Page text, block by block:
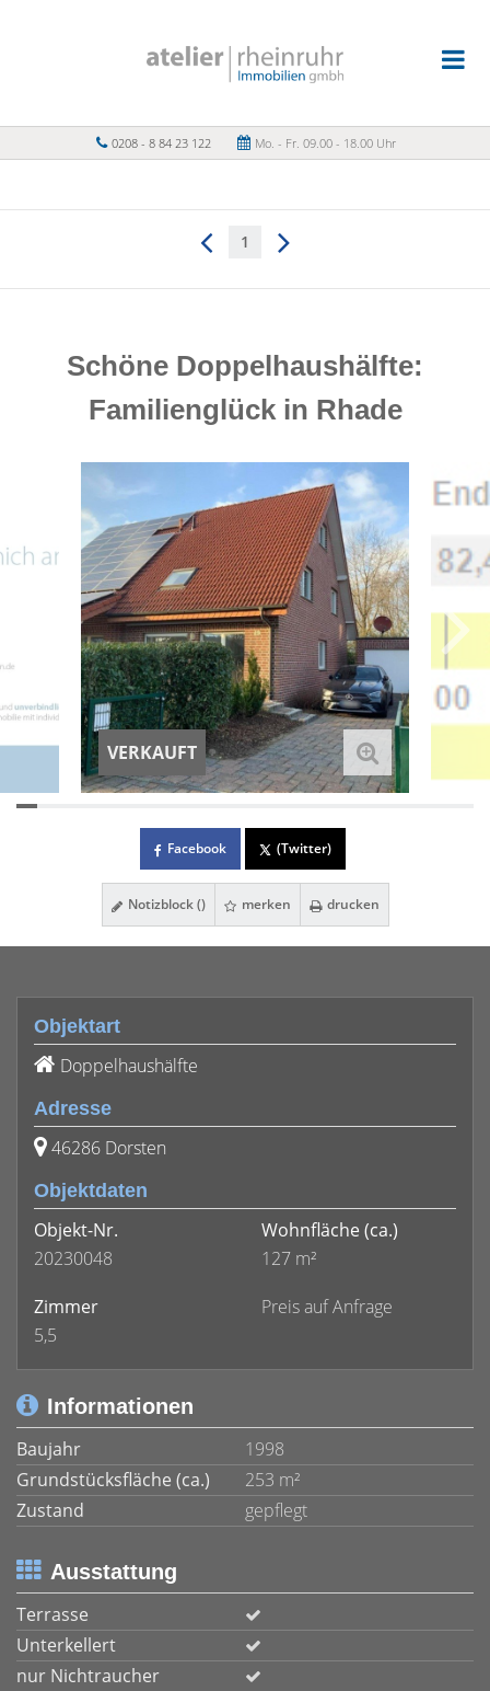
0208 - 8 84 23 122 Mo. - Fr. 09.00 - 18.00 Uhr
1
Schöne Doppelhaushälfte:
Familienglück in Rhade
VERKAUFT
Facebook (Twitter)
Notizblock () merken drucken
Objektart
Doppelhaushälfte
Adresse
46286 Dorsten
Objektdaten
Objekt-Nr.
20230048
Wohnfläche (ca.)
127 m²
Zimmer
5,5
Preis auf Anfrage
Informationen
Baujahr
1998
Grundstücksfläche (ca.)
253 m²
Zustand
gepflegt
Ausstattung
Terrasse
Unterkellert
nur Nichtraucher